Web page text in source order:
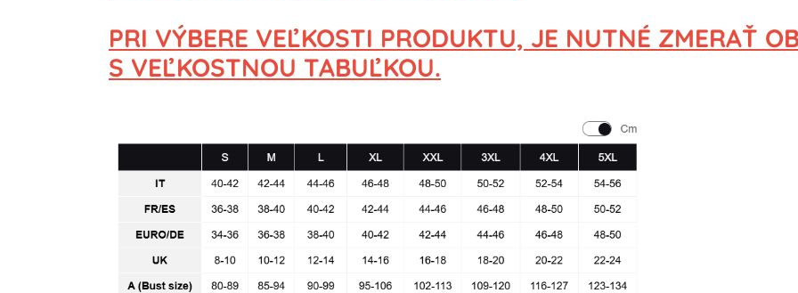
PRI VÝBERE VEĽKOSTI PRODUKTU, JE NUTNÉ ZMERAŤ
S VEĽKOSTNOU TABUĽKOU.